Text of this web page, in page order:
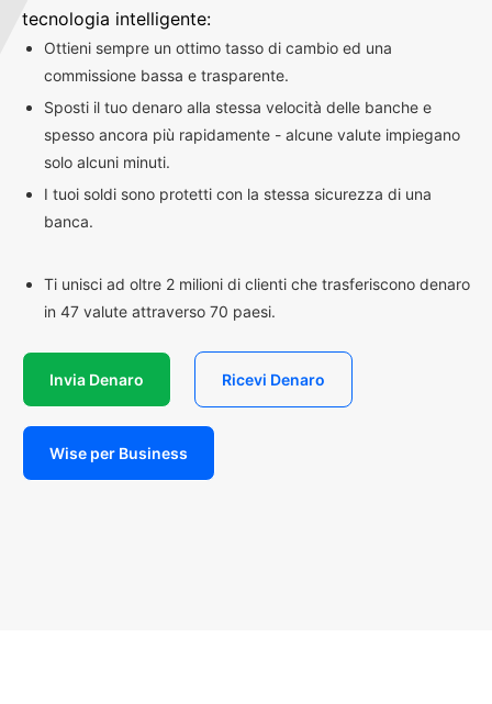
tecnologia intelligente:
Ottieni sempre un ottimo tasso di cambio ed una
commissione bassa e trasparente.
Sposti il tuo denaro alla stessa velocità delle banche e
spesso ancora più rapidamente - alcune valute impiegano
solo alcuni minuti.
I tuoi soldi sono protetti con la stessa sicurezza di una
banca.
Ti unisci ad oltre 2 milioni di clienti che trasferiscono denaro
in 47 valute attraverso 70 paesi.
Invia Denaro Ricevi Denaro
Wise per Business